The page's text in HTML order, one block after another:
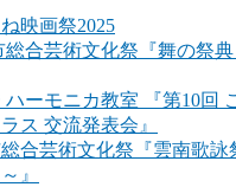
映画祭2025
総合芸術文化祭『舞の祭
ーモニカ教室 『第10回
ス 交流発表会』
合芸術文化祭『雲南歌詠
』